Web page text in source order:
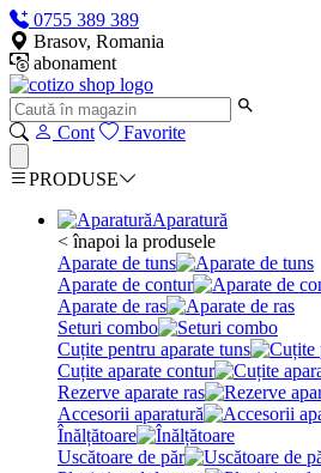
0755 389 389
Brasov, Romania
abonament
Cont Favorite
PRODUSE
Aparatură
< înapoi la produsele
Aparate de tuns
Aparate de contur
Aparate de ras
Seturi combo
Cuțite pentru aparate tuns
Cuțite aparate contur
Rezerve aparate ras
Accesorii aparatură
Înălțătoare
Uscătoare de păr